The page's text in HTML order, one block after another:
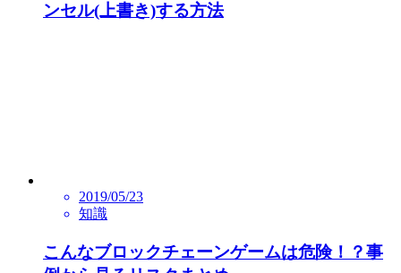
ンセル(上書き)する方法
2019/05/23
知識
こんなブロックチェーンゲームは危険！？事